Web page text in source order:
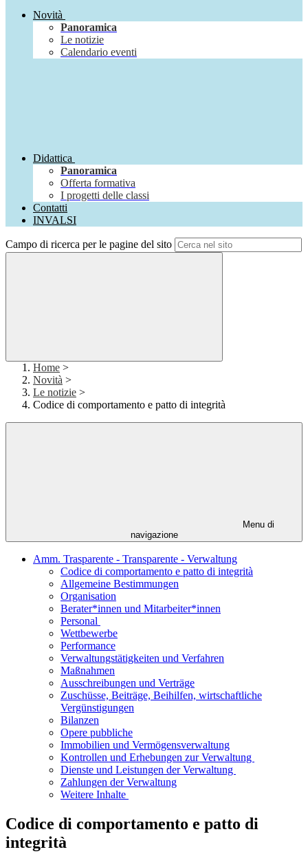
Novità
Panoramica
Le notizie
Calendario eventi
Didattica
Panoramica
Offerta formativa
I progetti delle classi
Contatti
INVALSI
Campo di ricerca per le pagine del sito
Home >
Novità >
Le notizie >
Codice di comportamento e patto di integrità
Menu di
navigazione
Amm. Trasparente - Transparente - Verwaltung
Codice di comportamento e patto di integrità
Allgemeine Bestimmungen
Organisation
Berater*innen und Mitarbeiter*innen
Personal​​ ​
Wettbewerbe
Performance​
Verwaltungstätigkeiten und Verfahren
Maßnahmen​
Ausschreibungen und Verträge
​​Zuschüsse, Beiträge, Beihilfen, wirtschaftliche
Vergünstigungen
Bilanzen​
Opere pubbliche
​​​Immobilien und Vermögensverwaltung
​​Kontrollen und Erhebungen zur Verwaltung ​
​​Dienste und Leistungen der Verwaltung ​
​​​Zahlungen der Verwaltung
Weitere Inhalte ​
Codice di comportamento e patto di
integrità